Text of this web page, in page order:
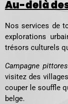
Au-delà
Nos services de
explorations
trésors culturels
Campagne
visitez des
couper le souffle
belge.